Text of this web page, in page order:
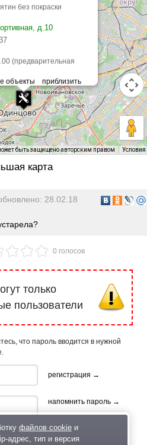
без покраски
д.10
(предварительная
быть защищено авторским правом Условия
28.02.18
0 голосов
только
пользователи
что пароль вводится в нужной
регистрация →
напомнить пароль →
файлов cookieи
адрес, тип и версия